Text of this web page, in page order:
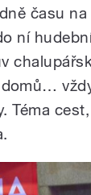
času
ní
Téma